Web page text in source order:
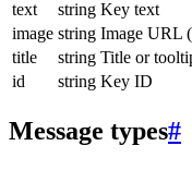
text
string Key text
image string Image URL
title
string Title or
id
string Key ID
Message types#